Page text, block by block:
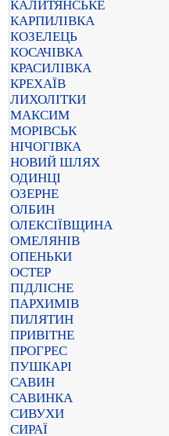
КАЛИТЯНСЬКЕ
КАРПИЛІВКА
КОЗЕЛЕЦЬ
КОСАЧІВКА
КРАСИЛІВКА
КРЕХАЇВ
ЛИХОЛІТКИ
МАКСИМ
МОРІВСЬК
НІЧОГІВКА
НОВИЙ ШЛЯХ
ОДИНЦІ
ОЗЕРНЕ
ОЛБИН
ОЛЕКСІЇВЩИНА
ОМЕЛЯНІВ
ОПЕНЬКИ
ОСТЕР
ПІДЛІСНЕ
ПАРХИМІВ
ПИЛЯТИН
ПРИВІТНЕ
ПРОГРЕС
ПУШКАРІ
САВИН
САВИНКА
СИВУХИ
СИРАЇ